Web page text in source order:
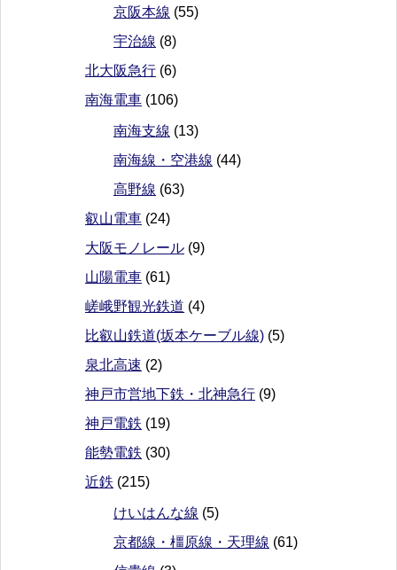
京阪本線 (55)
宇治線 (8)
北大阪急行 (6)
南海電車 (106)
南海支線 (13)
南海線・空港線 (44)
高野線 (63)
叡山電車 (24)
大阪モノレール (9)
山陽電車 (61)
嵯峨野観光鉄道 (4)
比叡山鉄道(坂本ケーブル線) (5)
泉北高速 (2)
神戸市営地下鉄・北神急行 (9)
神戸電鉄 (19)
能勢電鉄 (30)
近鉄 (215)
けいはんな線 (5)
京都線・橿原線・天理線 (61)